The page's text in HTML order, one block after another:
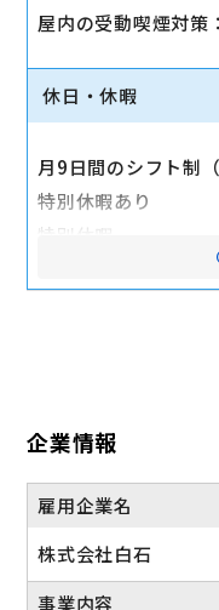
■定期健康診断
■予防接種手当
■制服無償貸与
■誕生日御祝い金
■懇親会補助
交通費全額支給
屋内の受動喫煙対策
休日・休暇
月9日間のシフト制
特別休暇あり
特別休暇
企業情報
雇用企業名
株式会社白石
事業内容